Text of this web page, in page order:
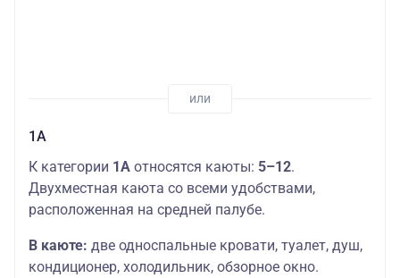
1А
К категории 1А относятся каюты: 5–12.
Двухместная каюта со всеми удобствами,
расположенная на средней палубе.
В каюте: две односпальные кровати, туалет, душ,
кондиционер, холодильник, обзорное окно.